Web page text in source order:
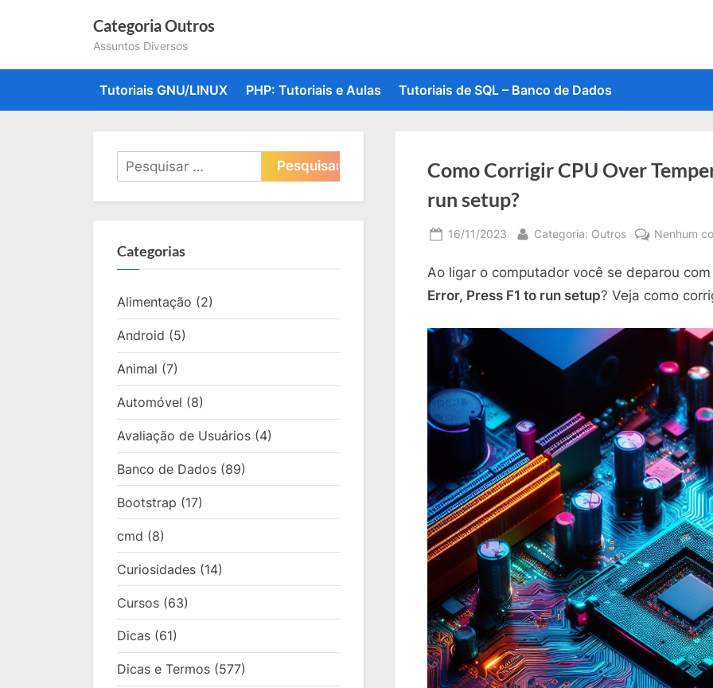
Categoria Outros
Assuntos Diversos
Tutoriais GNU/LINUX PHP: Tutoriais e Aulas Tutoriais de SQL – Banco de Dados
Como Corrigir CPU Over
run setup?
Posted
16/11/2023 By
Categoria: Outros Nenhum
Ao ligar o computador você se deparou
Error, Press F1 to run setup? Veja como
Pesquisar
por:
Categorias
Alimentação (2)
Android (5)
Animal (7)
Automóvel (8)
Avaliação de Usuários (4)
Banco de Dados (89)
Bootstrap (17)
cmd (8)
Curiosidades (14)
Cursos (63)
Dicas (61)
Dicas e Termos (577)